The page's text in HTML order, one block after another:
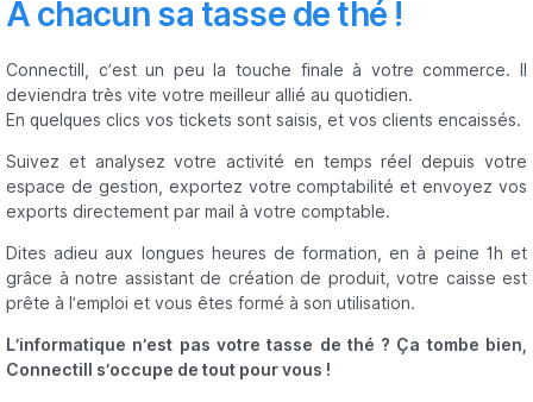
À chacun sa tasse de thé !
Connectill, c’est un peu la touche finale à votre commerce. Il
deviendra très vite votre meilleur allié au quotidien.
En quelques clics vos tickets sont saisis, et vos clients encaissés.
Suivez et analysez votre activité en temps réel depuis votre
espace de gestion, exportez votre comptabilité et envoyez vos
exports directement par mail à votre comptable.
Dites adieu aux longues heures de formation, en à peine 1h et
grâce à notre assistant de création de produit, votre caisse est
prête à l’emploi et vous êtes formé à son utilisation.
L’informatique n’est pas votre tasse de thé ? Ça tombe bien,
Connectill s’occupe de tout pour vous !